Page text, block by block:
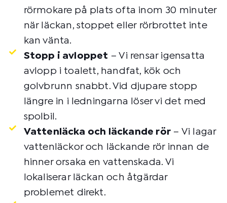
rörmokare på plats ofta inom 30 minuter
när läckan, stoppet eller rörbrottet inte
kan vänta.
Stopp i avloppet – Vi rensar igensatta
avlopp i toalett, handfat, kök och
golvbrunn snabbt. Vid djupare stopp
längre in i ledningarna löser vi det med
spolbil.
Vattenläcka och läckande rör – Vi lagar
vattenläckor och läckande rör innan de
hinner orsaka en vattenskada. Vi
lokaliserar läckan och åtgärdar
problemet direkt.